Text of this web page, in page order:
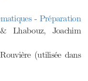
- Préparation
Lhabouz, Joachim
(utilisée dans